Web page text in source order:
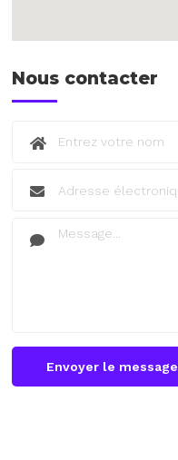
Nous contacter
Envoyer le message